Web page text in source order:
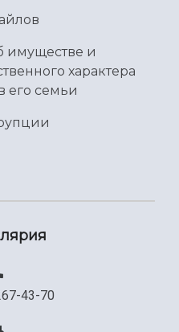
имуществе и
характера
его семьи
43-70